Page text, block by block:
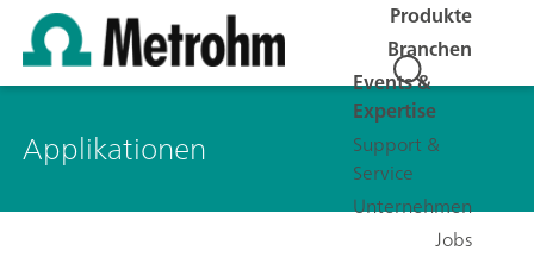
Produkte
Branchen
Events &
Expertise
Support &
Service
Unternehmen
Jobs
Applikationen